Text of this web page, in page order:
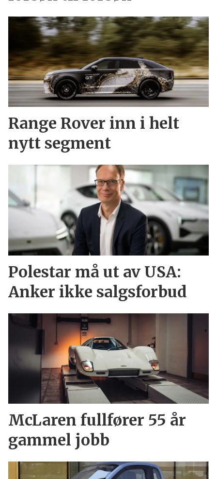
Range Rover inn i helt
nytt segment
Polestar må ut av USA:
Anker ikke salgsforbud
McLaren fullfører 55 år
gammel jobb